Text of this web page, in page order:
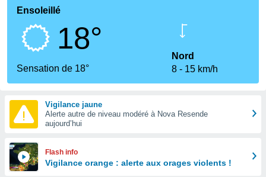
Ensoleillé
18°
Sensation de 18°
Nord
8
15 km/h
Vigilance jaune
Alerte autre de niveau modéré à Nova Resende
aujourd’hui
Flash info
Vigilance orange : alerte aux orages violents !